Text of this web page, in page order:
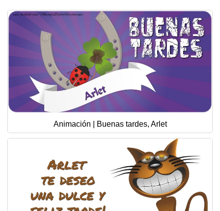
Animación | Buenas tardes, Arlet